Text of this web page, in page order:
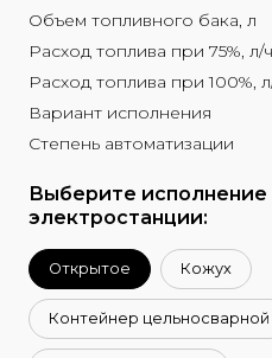
Объем топливного бака, л
Расход топлива при 75%, л/ч
Расход топлива при 100%,
Вариант исполнения
Степень автоматизации
Выберите исполнение
электростанции:
Открытое Кожух
Контейнер цельносварной